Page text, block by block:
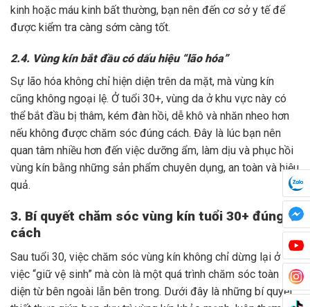
kinh hoặc máu kinh bất thường, bạn nên đến cơ sở y tế để
được kiểm tra càng sớm càng tốt.
2.4. Vùng kín bắt đầu có dấu hiệu “lão hóa”
Sự lão hóa không chỉ hiện diện trên da mặt, mà vùng kín
cũng không ngoại lệ. Ở tuổi 30+, vùng da ở khu vực này có
thể bắt đầu bị thâm, kém đàn hồi, dễ khô và nhăn nheo hơn
nếu không được chăm sóc đúng cách. Đây là lúc bạn nên
quan tâm nhiều hơn đến việc dưỡng ẩm, làm dịu và phục hồi
vùng kín bằng những sản phẩm chuyên dụng, an toàn và hiệu
quả.
3. Bí quyết chăm sóc vùng kín tuổi 30+ đúng
cách
Sau tuổi 30, việc chăm sóc vùng kín không chỉ dừng lại ở
việc “giữ vệ sinh” mà còn là một quá trình chăm sóc toàn
diện từ bên ngoài lẫn bên trong. Dưới đây là những bí quyết